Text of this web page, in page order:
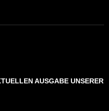
AUSGABE UNSERER